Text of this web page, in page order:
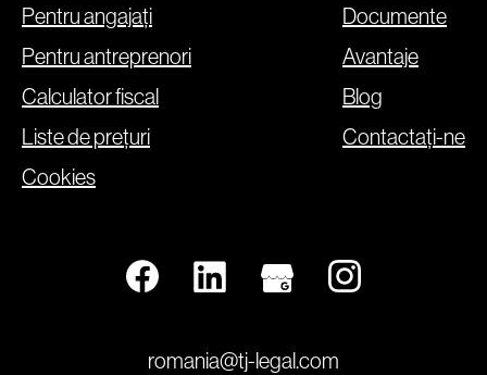
Pentru angajați
Pentru antreprenori
Calculator fiscal
Liste de prețuri
Cookies
Documente
Avantaje
Blog
Contactați-ne
romania@tj-legal.com